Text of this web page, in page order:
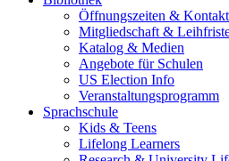
Öffnungszeiten & Kontakt
Mitgliedschaft &
Katalog & Medien
Angebote für Schulen
US Election Info
Veranstaltungsprogramm
Sprachschule
Kids & Teens
Lifelong Learners